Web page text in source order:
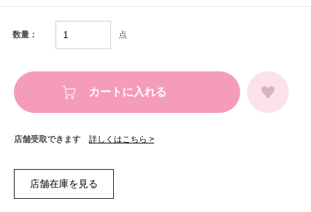
数量： 点
カートに入れる
店舗受取できます 詳しくはこちら >